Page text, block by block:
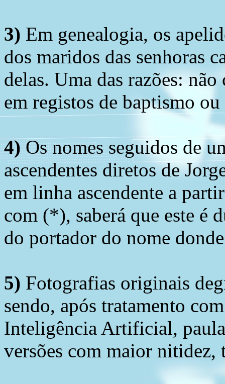
3) Em genealogia, os
dos maridos das senhoras
delas. Uma das razões:
em registos de baptismo
4) Os nomes seguidos de
ascendentes diretos de
em linha ascendente a
com (*), saberá que este é
do portador do nome
5) Fotografias originais
sendo, após tratamento
Inteligência Artificial,
versões com maior nitidez,